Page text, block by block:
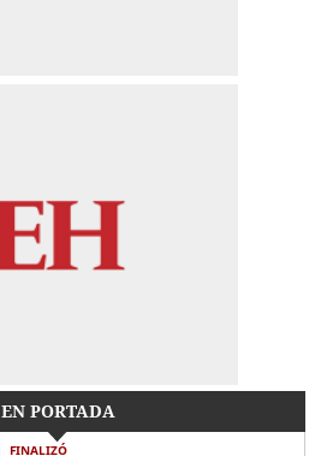
EN PORTADA
FINALIZÓ